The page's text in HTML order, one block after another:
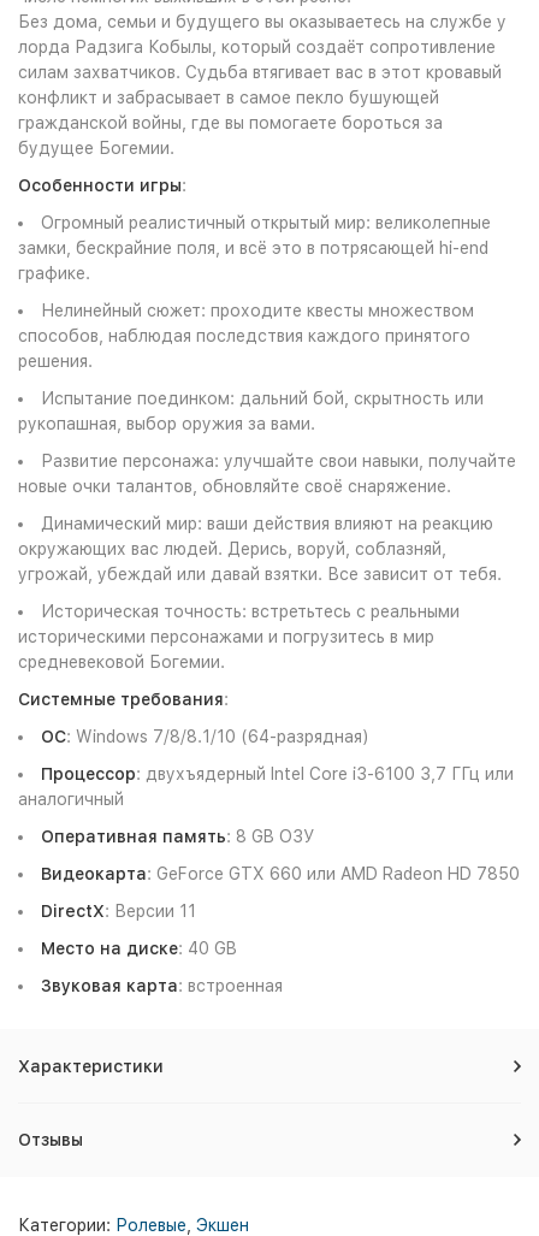
Без дома, семьи и будущего вы оказываетесь на службе у
лорда Радзига Кобылы, который создаёт сопротивление
силам захватчиков. Судьба втягивает вас в этот кровавый
конфликт и забрасывает в самое пекло бушующей
гражданской войны, где вы помогаете бороться за
будущее Богемии.
Особенности игры:
Огромный реалистичный открытый мир: великолепные
замки, бескрайние поля, и всё это в потрясающей hi-end
графике.
Нелинейный сюжет: проходите квесты множеством
способов, наблюдая последствия каждого принятого
решения.
Испытание поединком: дальний бой, скрытность или
рукопашная, выбор оружия за вами.
Развитие персонажа: улучшайте свои навыки, получайте
новые очки талантов, обновляйте своё снаряжение.
Динамический мир: ваши действия влияют на реакцию
окружающих вас людей. Дерись, воруй, соблазняй,
угрожай, убеждай или давай взятки. Все зависит от тебя.
Историческая точность: встретьтесь с реальными
историческими персонажами и погрузитесь в мир
средневековой Богемии.
Системные требования:
ОС: Windows 7/8/8.1/10 (64-разрядная)
Процессор: двухъядерный Intel Core i3-6100 3,7 ГГц или
аналогичный
Оперативная память: 8 GB ОЗУ
Видеокарта: GeForce GTX 660 или AMD Radeon HD 7850
DirectX: Версии 11
Место на диске: 40 GB
Звуковая карта: встроенная
Характеристики
Отзывы
Категории: Ролевые Экшен